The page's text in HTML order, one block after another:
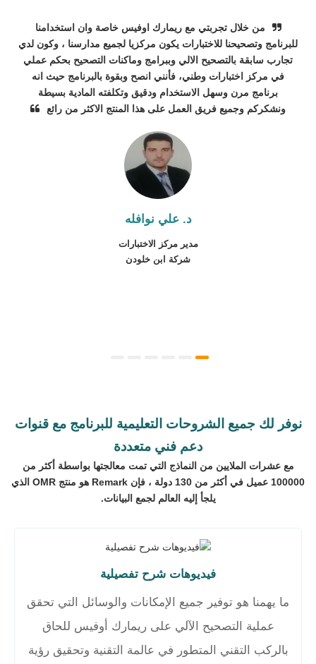
من خلال تجربتي مع ريمارك اوفيس خاصة وان استخدامنا
للبرنامج وتصحيحنا للاختبارات يكون مركزيا لجميع مدارسنا ، وكون لدي
تجارب سابقة بالتصحيح الالي وببرامج وماكنات التصحيح بحكم عملي
في مركز اختبارات وطني، فأنني انصح وبقوة بالبرنامج حيث انه
برنامج مرن وسهل الاستخدام ودقيق وتكلفته المادية بسيطة
ونشكركم وجميع فريق العمل على هذا المنتج الاكثر من رائع
د. علي نوافله
مدير مركز الاختبارات
شركة ابن خلودن
نوفر لك جميع الشروحات التعليمية للبرنامج مع قنوات
دعم فني متعددة
مع عشرات الملايين من النماذج التي تمت معالجتها بواسطة أكثر من
100000 عميل في أكثر من 130 دولة ، فإن Remark هو منتج OMR الذي
يلجأ إليه العالم لجمع البيانات.
فيديوهات شرح تفصيلية
ما يهمنا هو توفير جميع الإمكانات والوسائل التي تحقق
عملية التصحيح الآلي على ريمارك أوفيس للحاق
بالركب التقني المتطور في عالمة التقنية وتحقيق رؤية